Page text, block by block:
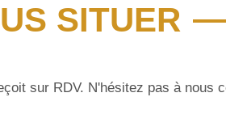
SITUER
sur RDV. N'hésitez pas à nous